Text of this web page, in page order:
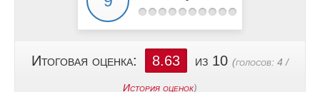
Итоговая оценка: 8.63 из 10 (голосов: 4 /
История оценок)